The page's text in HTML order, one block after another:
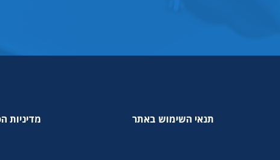
תנאי השימוש באתר מדיניות